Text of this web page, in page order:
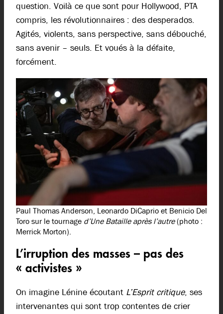
question. Voilà ce que sont pour Hollywood, PTA
compris, les révolutionnaires : des desperados.
Agités, violents, sans perspective, sans débouché,
sans avenir – seuls. Et voués à la défaite,
forcément.
Paul Thomas Anderson, Leonardo DiCaprio et Benicio Del
Toro sur le tournage d’Une Bataille après l’autre(photo :
Merrick Morton).
L’irruption des masses – pas des
« activistes »
On imagine Lénine écoutant L’Esprit critique, ses
intervenantes qui sont trop contentes de crier